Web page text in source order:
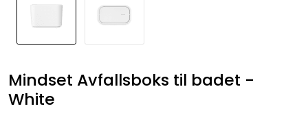
Mindset Avfallsboks til badet -
White